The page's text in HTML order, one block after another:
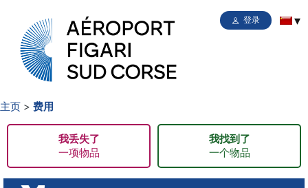
登录
主页 费用
我丢失了
一项物品
我找到了
一个物品